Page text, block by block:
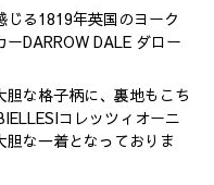
じる1819年英国のヨーク
DARROW DALE ダロー
な格子柄に、裏地もこち
コレッツィオーニ
な一着となっておりま